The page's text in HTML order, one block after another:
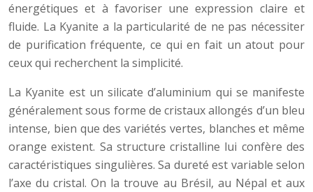
énergétiques et à favoriser une expression claire et
fluide. La Kyanite a la particularité de ne pas nécessiter
de purification fréquente, ce qui en fait un atout pour
ceux qui recherchent la simplicité.
La Kyanite est un silicate d’aluminium qui se manifeste
généralement sous forme de cristaux allongés d’un bleu
intense, bien que des variétés vertes, blanches et même
orange existent. Sa structure cristalline lui confère des
caractéristiques singulières. Sa dureté est variable selon
l’axe du cristal. On la trouve au Brésil, au Népal et aux